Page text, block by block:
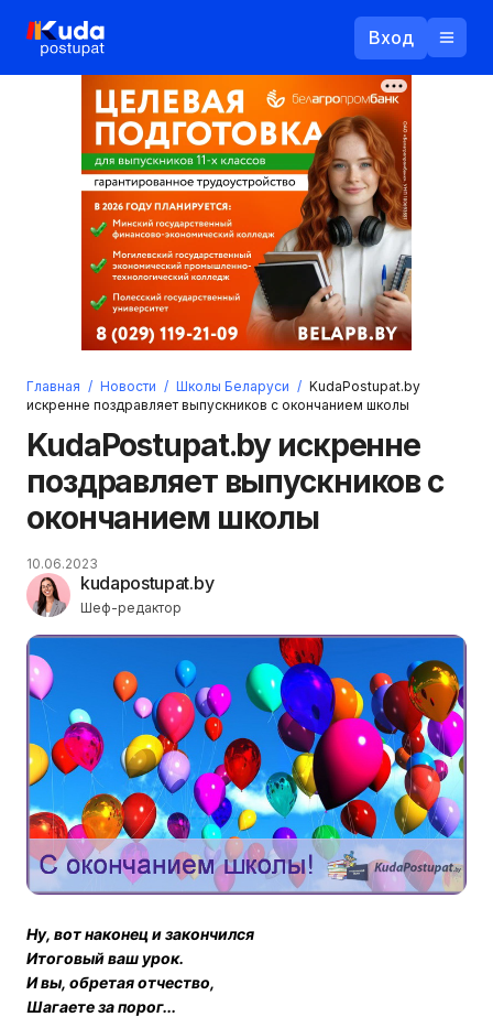
Вход
Логин
Пароль
Войти
Регистрация
Назад
Ваш email
Прислать пароль
Главная / Новости / Школы Беларуси / KudaPostupat.by
искренне поздравляет выпускников с окончанием школы
KudaPostupat.by искренне
поздравляет выпускников с
окончанием школы
kudapostupat.by
Шеф-редактор
10.06.2023
Ну, вот наконец и закончился
Итоговый ваш урок.
И вы, обретая отчество,
Шагаете за порог...